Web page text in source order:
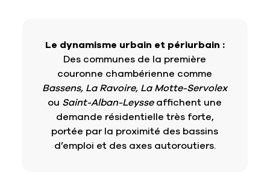
Le dynamisme urbain et périurbain :
Des communes de la première
couronne chambérienne comme
Bassens, La Ravoire, La Motte-Servolex
ou Saint-Alban-Leysseaffichent une
demande résidentielle très forte,
portée par la proximité des bassins
d’emploi et des axes autoroutiers.